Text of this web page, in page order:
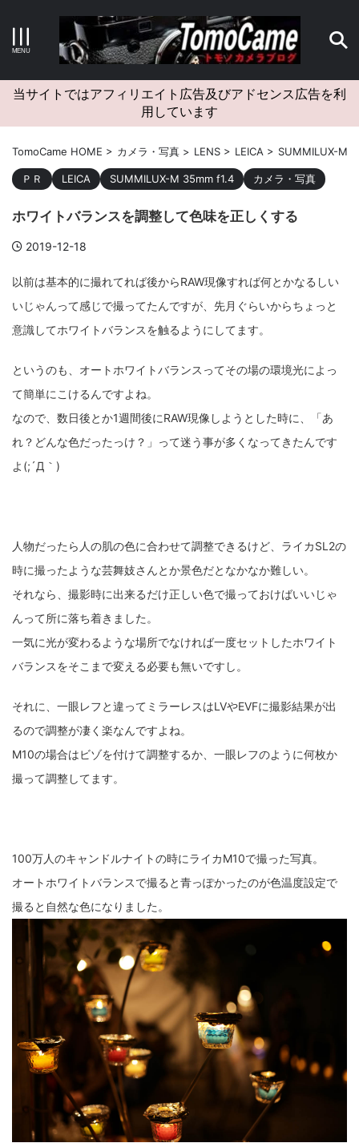
キーワードで検索する
カテゴリー
アーカイブ
タグクラウド
Canon craft EM5II EOS Kiss X4
fujifilm game GR III hobby info iPad
LUMIX GF9 LUMIX L10 LUMIX S1 LUMIX S9
M(Typ240)
osmo osmo action3 panasonic pc
PEN E-P7 PENTAX photo Pocket 3 PS5
psobb ricoh SIGMA
TAMRON TG-6 THETA VILTROX X-T2
Z5 Z6II Z9 Z30 Z50II Zfc
ZV-1 II α1 II α7CR α6700 フィルムカメラ
フォクトレンダー
ローライコード 原神
当サイトではアフィリエイト広告及びアドセンス広告を利
用しています
TomoCame HOME > カメラ・写真 > LENS > LEICA > SUMMILUX-M
ＰＲ LEICA SUMMILUX-M 35mm f1.4 カメラ・写真
ホワイトバランスを調整して色味を正しくする
2019-12-18
以前は基本的に撮れてれば後からRAW現像すれば何とかなるしい
いじゃんって感じで撮ってたんですが、先月ぐらいからちょっと
意識してホワイトバランスを触るようにしてます。
というのも、オートホワイトバランスってその場の環境光によっ
て簡単にこけるんですよね。
なので、数日後とか1週間後にRAW現像しようとした時に、「あ
れ？どんな色だったっけ？」って迷う事が多くなってきたんです
よ(;´Д｀)
人物だったら人の肌の色に合わせて調整できるけど、ライカSL2の
時に撮ったような芸舞妓さんとか景色だとなかなか難しい。
それなら、撮影時に出来るだけ正しい色で撮っておけばいいじゃ
んって所に落ち着きました。
一気に光が変わるような場所でなければ一度セットしたホワイト
バランスをそこまで変える必要も無いですし。
それに、一眼レフと違ってミラーレスはLVやEVFに撮影結果が出
るので調整が凄く楽なんですよね。
M10の場合はビゾを付けて調整するか、一眼レフのように何枚か
撮って調整してます。
100万人のキャンドルナイトの時にライカM10で撮った写真。
オートホワイトバランスで撮ると青っぽかったのが色温度設定で
撮ると自然な色になりました。